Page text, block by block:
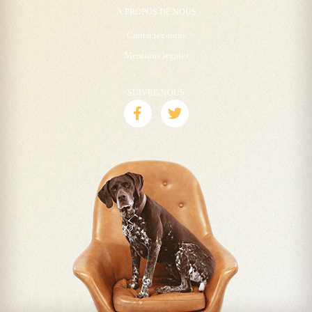
À PROPOS DE NOUS
Contactez-nous
Mentions legales
SUIVRE-NOUS